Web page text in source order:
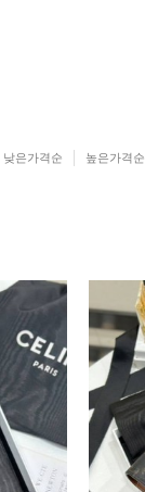
낮은가격순 높은가격순